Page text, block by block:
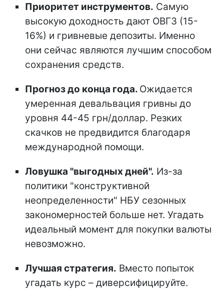
Приоритет инструментов. Самую
высокую доходность дают ОВГЗ (15-
16%) и гривневые депозиты. Именно
они сейчас являются лучшим способом
сохранения средств.
Прогноз до конца года. Ожидается
умеренная девальвация гривны до
уровня 44-45 грн/доллар. Резких
скачков не предвидится благодаря
международной помощи.
Ловушка "выгодных дней". Из-за
политики "конструктивной
неопределенности" НБУ сезонных
закономерностей больше нет. Угадать
идеальный момент для покупки валюты
невозможно.
Лучшая стратегия. Вместо попыток
угадать курс – диверсифицируйте.